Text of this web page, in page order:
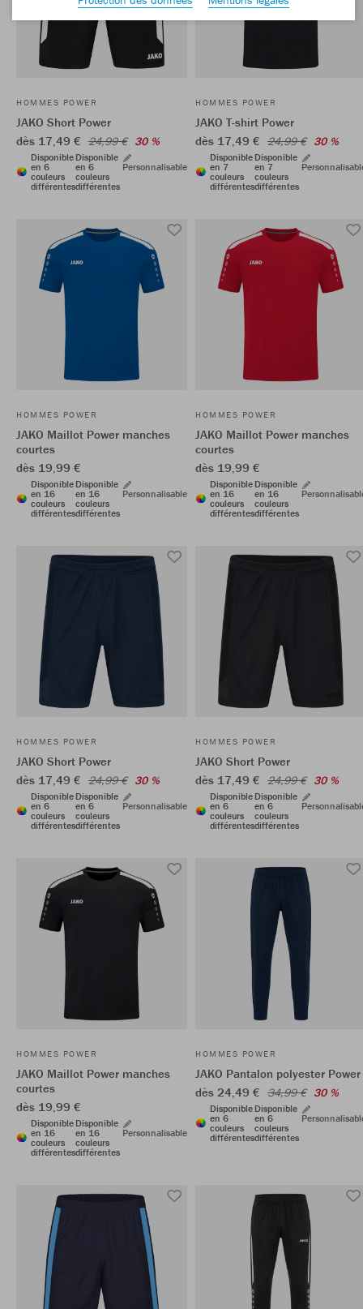
HOMMES POWER
JAKO Short Power
dès 17,49 € 24,99 € 30 %
Disponible
en 6
couleurs
différentes
Disponible
en 6
couleurs
différentes
Personnalisable
HOMMES POWER
JAKO T-shirt Power
dès 17,49 € 24,99 € 30 %
Disponible
en 7
couleurs
différentes
Disponible
en 7
couleurs
différentes
HOMMES POWER
JAKO Maillot Power manches
courtes
dès 19,99 €
Disponible
en 16
couleurs
différentes
Disponible
en 16
couleurs
différentes
Personnalisable
HOMMES POWER
JAKO Maillot Power manches
courtes
dès 19,99 €
Disponible
en 16
couleurs
différentes
Disponible
en 16
couleurs
différentes
HOMMES POWER
JAKO Short Power
dès 17,49 € 24,99 € 30 %
Disponible
en 6
couleurs
différentes
Disponible
en 6
couleurs
différentes
Personnalisable
HOMMES POWER
JAKO Short Power
dès 17,49 € 24,99 € 30 %
Disponible
en 6
couleurs
différentes
Disponible
en 6
couleurs
différentes
HOMMES POWER
JAKO Maillot Power manches
courtes
dès 19,99 €
Disponible
en 16
couleurs
différentes
Disponible
en 16
couleurs
différentes
Personnalisable
HOMMES POWER
JAKO Pantalon polyester Power
dès 24,49 € 34,99 € 30 %
Disponible
en 6
couleurs
différentes
Disponible
en 6
couleurs
différentes